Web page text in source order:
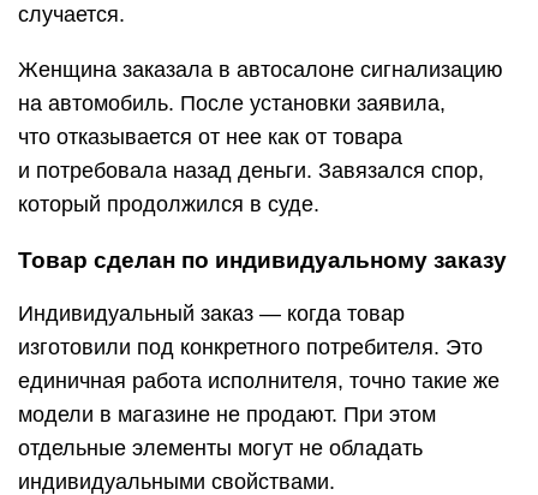
случается.
Женщина заказала в автосалоне сигнализацию
на автомобиль. После установки заявила,
что отказывается от нее как от товара
и потребовала назад деньги. Завязался спор,
который продолжился в суде.
Товар сделан по индивидуальному заказу
Индивидуальный заказ — когда товар
изготовили под конкретного потребителя. Это
единичная работа исполнителя, точно такие же
модели в магазине не продают. При этом
отдельные элементы могут не обладать
индивидуальными свойствами.